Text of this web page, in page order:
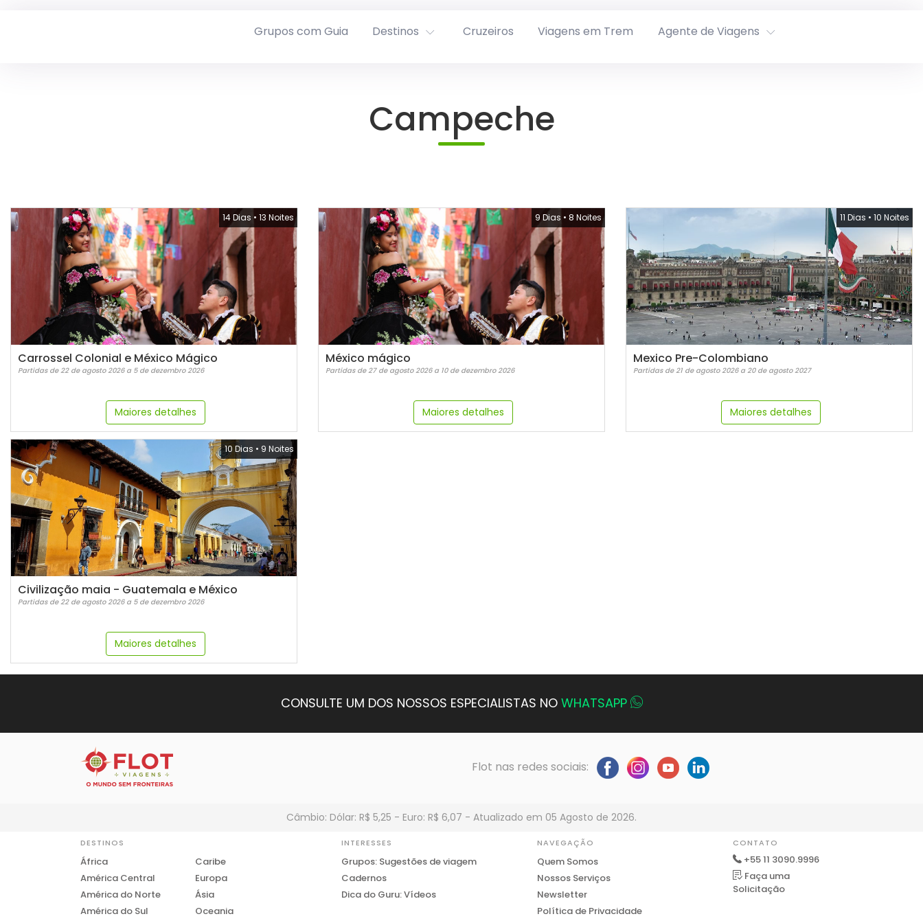
Grupos com Guia Destinos Cruzeiros Viagens em Trem Agente de Viagens
Campeche
14 Dias • 13 Noites
Carrossel Colonial e México Mágico
Partidas de 22 de agosto 2026 a 5 de dezembro 2026
Maiores detalhes
9 Dias • 8 Noites
México mágico
Partidas de 27 de agosto 2026 a 10 de dezembro 2026
Maiores detalhes
11 Dias • 10 Noites
Mexico Pre-Colombiano
Partidas de 21 de agosto 2026 a 20 de agosto 2027
Maiores detalhes
10 Dias • 9 Noites
Civilização maia - Guatemala e México
Partidas de 22 de agosto 2026 a 5 de dezembro 2026
Maiores detalhes
CONSULTE UM DOS NOSSOS ESPECIALISTAS NO WHATSAPP
Flot nas redes sociais:
Câmbio: Dólar: R$ 5,25 - Euro: R$ 6,07 - Atualizado em 05 Agosto de 2026.
DESTINOS
África
América Central
América do Norte
América do Sul
Caribe
Europa
Ásia
Oceania
INTERESSES
Grupos: Sugestões de viagem
Cadernos
Dica do Guru: Vídeos
NAVEGAÇÃO
Quem Somos
Nossos Serviços
Newsletter
Política de Privacidade
CONTATO
+55 11 3090.9996
Faça uma
Solicitação